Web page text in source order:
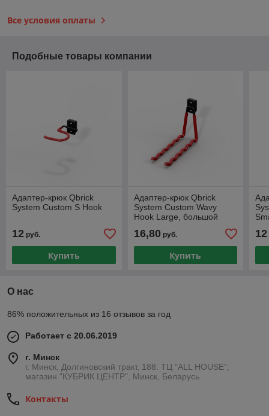
Все условия оплаты
Подобные товары компании
Адаптер-крюк Qbrick
System Custom S Hook
12 руб.
Купить
Адаптер-крюк Qbrick
System Custom Wavy
Hook Large, большой
16,80руб.
Купить
12
О нас
86% положительных из 16 отзывов за год
Работает с 20.06.2019
г. Минск
г. Минск, Долгиновский тракт, 188. ТЦ "ALL HOUSE",
магазин "КУБРИК ЦЕНТР", Минск, Беларусь
Контакты